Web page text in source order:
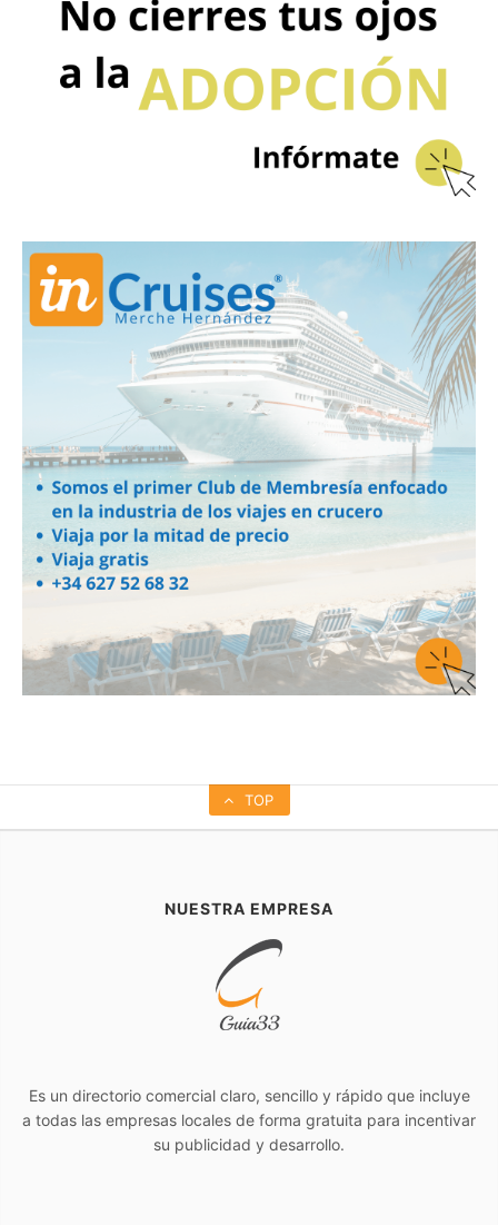
TOP
NUESTRA EMPRESA
Es un directorio comercial claro, sencillo y rápido que incluye
a todas las empresas locales de forma gratuita para incentivar
su publicidad y desarrollo.